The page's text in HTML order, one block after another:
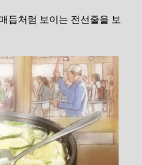
듭처럼 보이는 전선줄을 보